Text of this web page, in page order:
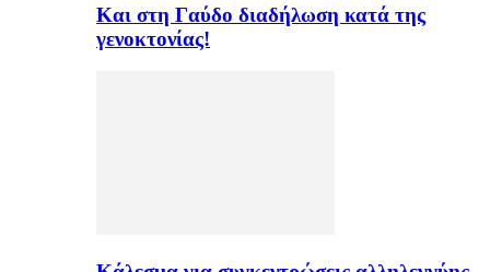
Και στη Γαύδο διαδήλωση κατά της
γενοκτονίας!